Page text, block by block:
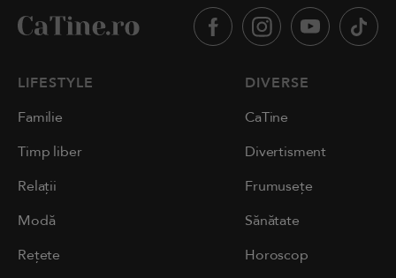
LIFESTYLE
Familie
Timp liber
Relații
Modă
Rețete
DIVERSE
CaTine
Divertisment
Frumusețe
Sănătate
Horoscop